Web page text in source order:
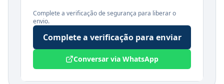
Complete a verificação de segurança para liberar o
envio.
Complete a verificação para enviar
Conversar via WhatsApp